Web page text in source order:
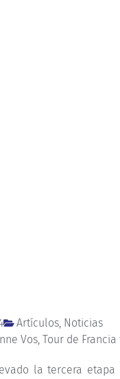
Artículos, Noticias
Vos, Tour de
la tercera etapa